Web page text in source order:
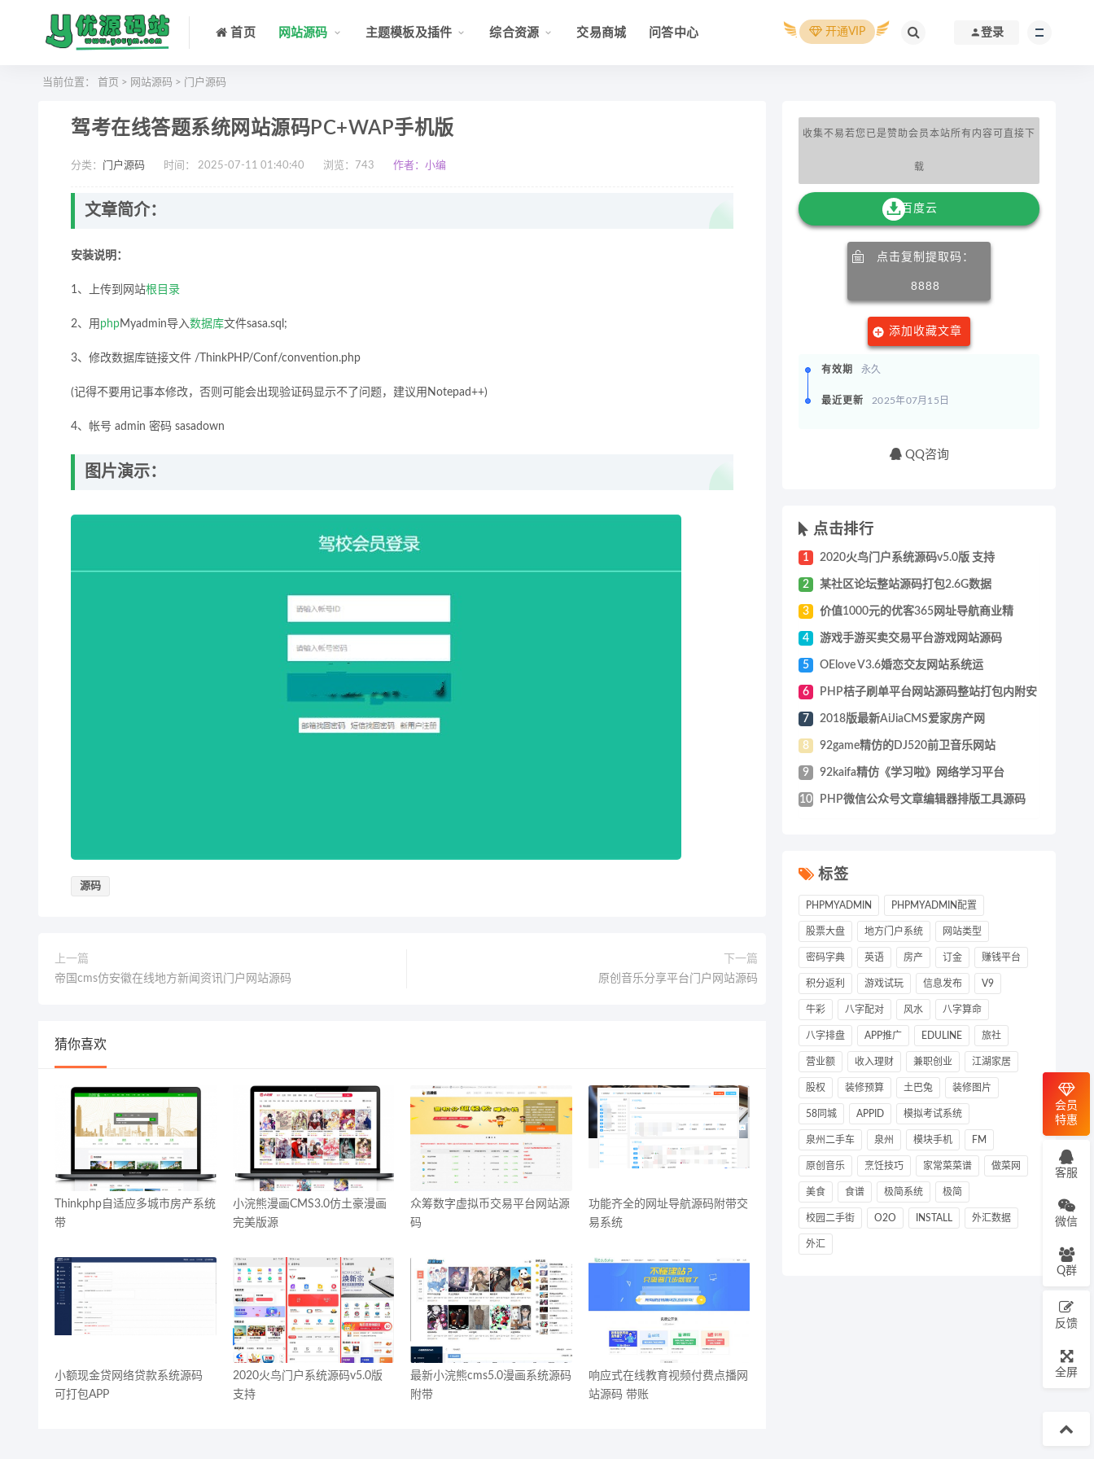
首页 网站源码 主题模板及插件 综合资源 交易商城 问答中心 开通VIP 登录
当前位置： 首页 > 网站源码 > 门户源码
驾考在线答题系统网站源码PC+WAP手机版
分类： 门户源码 时间： 2025-07-11 01:40:40 浏览： 743 作者：小编
文章简介：
安装说明：
1、上传到网站根目录
2、用 phpMyadmin导入数据库文件sasa.sql;
3、修改数据库链接文件 /ThinkPHP/Conf/convention.php
(记得不要用记事本修改，否则可能会出现验证码显示不了问题，建议用Notepad++)
4、帐号 admin 密码 sasadown
图片演示：
源码
上一篇
帝国cms仿安徽在线地方新闻资讯门户网站源码
下一篇
原创音乐分享平台门户网站源码
猜你喜欢
Thinkphp自适应多城市房产系统
带
小浣熊漫画CMS3.0仿土豪漫画
完美版源
众筹数字虚拟币交易平台网站源
码
功能齐全的网址导航源码附带交
易系统
小额现金贷网络贷款系统源码
可打包APP
2020火鸟门户系统源码v5.0版
支持
最新小浣熊cms5.0漫画系统源码
附带
响应式在线教育视频付费点播网
站源码 带账
收集不易若您已是赞助会员本站所有内容可直接下
载
百度云
点击复制提取码：
8888
添加收藏文章
有效期 永久
最近更新 2025年07月15日
QQ咨询
点击排行
1 2020火鸟门户系统源码v5.0版 支持
2 某社区论坛整站源码打包2.6G数据
3 价值1000元的优客365网址导航商业精
4 游戏手游买卖交易平台游戏网站源码
5 OElove V3.6婚恋交友网站系统运
6 PHP桔子刷单平台网站源码整站打包内附安
7 2018版最新AiJiaCMS爱家房产网
8 92game精仿的DJ520前卫音乐网站
9 92kaifa精仿《学习啦》网络学习平台
10 PHP微信公众号文章编辑器排版工具源码
标签
PHPMYADMIN PHPMYADMIN配置
股票大盘 地方门户系统 网站类型
密码字典 英语 房产 订金 赚钱平台
积分返利 游戏试玩 信息发布 V9
牛彩 八字配对 风水 八字算命
八字排盘 APP推广 EDULINE 旅社
营业额 收入理财 兼职创业 江湖家居
股权 装修预算 土巴兔 装修图片
58同城 APPID 模拟考试系统
泉州二手车 泉州 模块手机 FM
原创音乐 烹饪技巧 家常菜菜谱 做菜网
美食 食谱 极简系统 极简
校园二手街 O2O INSTALL 外汇数据
外汇
会员
特惠
客服
微信
Q群
反馈
全屏